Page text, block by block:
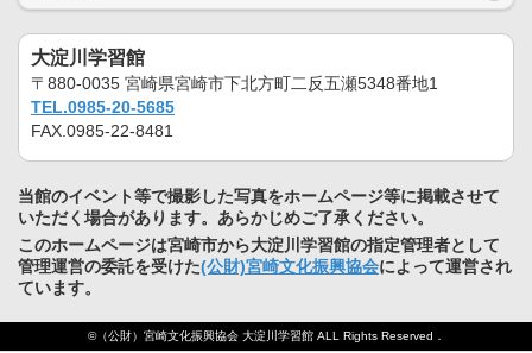
大淀川学習館
〒880-0035 宮崎県宮崎市下北方町二反五瀬5348番地1
TEL.0985-20-5685
FAX.0985-22-8481
当館のイベント等で撮影した写真をホームページ等に掲載させて
いただく場合があります。あらかじめご了承ください。
このホームページは宮崎市から大淀川学習館の指定管理者として
管理運営の委託を受けた(公財)宮崎文化振興協会によって運営され
ています。
©（公財）宮崎文化振興協会 大淀川学習館 ALL Rights Reserved．